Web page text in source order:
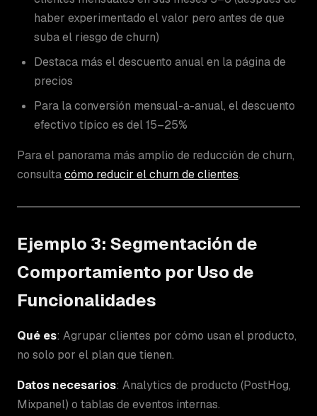
haber experimentado el valor pero antes de que
suba el riesgo de churn)
Destaca más el descuento anual en la página de
precios
Para la conversión mensual-a-anual, el descuento
efectivo típico es del 15–25%
Para el panorama más amplio de reducción de churn,
consultacómo reducir el churn de clientes.
Ejemplo 3: Segmentación de
Comportamiento por Uso de
Funcionalidades
Qué es: Agrupar clientes por cómo usan el producto,
no solo por el plan que tienen.
Datos necesarios: Analytics de producto (PostHog,
Mixpanel) o tablas de eventos internas.